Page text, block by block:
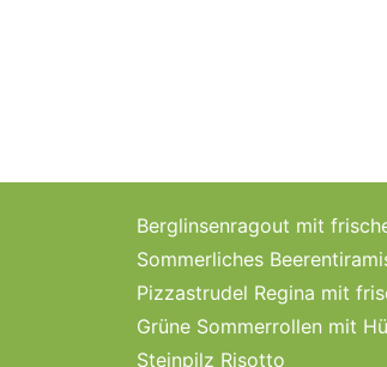
Berglinsenragout mit
Sommerliches
Pizzastrudel Regina mit
Grüne Sommerrollen mit
Steinpilz Risotto